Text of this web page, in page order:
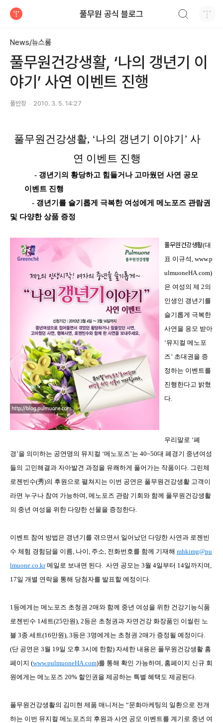
풀무원 공식 블로그
News/뉴스룸
풀무원건강생활, ‘나의 갱년기 이
야기’ 사연 이벤트 진행
풀반장 2010. 3. 5. 14:27
풀무원건강생활, ‘나의 갱년기 이야기’ 사
연 이벤트 진행
- 갱년기의 황당하고 힘들거나 고마웠던 사연 공모
이벤트 진행
- 갱년기를 슬기롭게 극복한 여성에게 메노포즈 관람권
및 다양한 상품 증정
풀무원건강생활(대
표 이규석, www.p
ulmuoneHA.com)
은 여성의 제 2의
인생인 갱년기를
슬기롭게 극복한
사연을 응모 받아
‘뮤지컬 메노포
즈’ 초대권을 증
정하는 이벤트를
진행한다고 밝혔
다.
우리말로 ‘폐
경’을 의미하는 공연명의 뮤지컬 ‘메노포즈’는 40~50대 폐경기 중년여성
들의 고민해결과 자아발견 과정을 유쾌하게 풀어가는 작품이다. 그린체
로젠빈수(秀)의 후원으로 펼쳐지는 이번 공연은 풀무원건강생활 고객이
라면 누구나 참여 가능하며, 메노포즈 관람 기회와 함께 풀무원건강생활
의 중년 여성을 위한 다양한 선물을 증정한다.
이벤트 참여 방법은 갱년기를 겪으면서 일어났던 다양한 사연과 로젠빈
수 체험 경험담을 이름, 나이, 주소, 전화번호를 함께 기재해 mhkimg@pu
lmuone.co.kr 메일로 보내면 된다. 사연 공모는 3월 4일부터 14일까지며,
17일 개별 연락을 통해 당첨자를 발표할 예정이다.
1등에게는 메노포즈 초청권 2매와 함께 중년 여성을 위한 건강기능식품
로젠빈수 1세트(25만원), 2등은 초청권과 자연건강 화장품인 이씰린 노
블 3종 세트(16만원), 3등은 3명에게는 초청권 2매가 증정될 예정이다.
(단 공연은 3월 19일 오후 3시에 한함) 자세한 내용은 풀무원건강생활 홈
페이지 (www.pulmuoneHA.com)를 통해 확인 가능하며, 홈페이지 신규 회
원에게는 메노포즈 20% 할인권을 제공하는 특별 혜택도 제공된다.
풀무원건강생활의 김미현 제품 매니저는 “문화마케팅의 일환으로 전개
하는 이번 뮤지컬 메노포즈의 후원과 사연 공모 이벤트를 계기로 중년 여